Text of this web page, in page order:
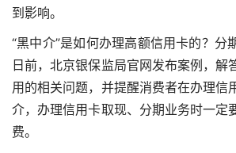
到影响。
“黑中介”是如何办理高额信用卡的？分
日前，北京银保监局官网发布案例，解
用的相关问题，并提醒消费者在办理信
介，办理信用卡取现、分期业务时一定
费。